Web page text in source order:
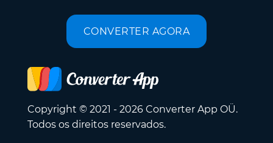
CONVERTER AGORA
Copyright © 2021 - 2026 Converter App OÜ.
Todos os direitos reservados.